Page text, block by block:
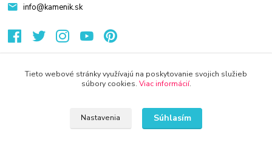
info@kamenik.sk
Tieto webové stránky využívajú na poskytovanie svojich služieb
súbory cookies. Viac informácií.
Nastavenia Súhlasím